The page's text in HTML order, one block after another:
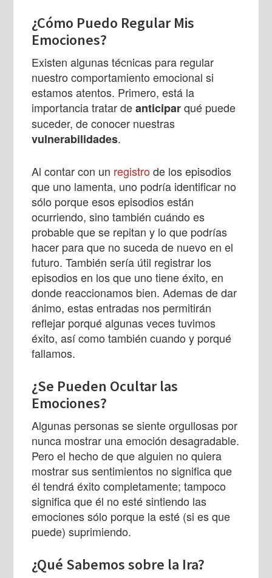
¿Cómo Puedo Regular Mis
Emociones?
Existen algunas técnicas para regular
nuestro comportamiento emocional si
estamos atentos. Primero, está la
importancia tratar deanticiparqué puede
suceder, de conocer nuestras
vulnerabilidades.
Al contar con un registrode los episodios
que uno lamenta, uno podría identificar no
sólo porque esos episodios están
ocurriendo, sino también cuándo es
probable que se repitan y lo que podrías
hacer para que no suceda de nuevo en el
futuro. También sería útil registrar los
episodios en los que uno tiene éxito, en
donde reaccionamos bien. Ademas de dar
ánimo, estas entradas nos permitirán
reflejar porqué algunas veces tuvimos
éxito, así como también cuando y porqué
fallamos.
¿Se Pueden Ocultar las
Emociones?
Algunas personas se siente orgullosas por
nunca mostrar una emoción desagradable.
Pero el hecho de que alguien no quiera
mostrar sus sentimientos no significa que
él tendrá éxito completamente; tampoco
significa que él no esté sintiendo las
emociones sólo porque la esté (si es que
puede) suprimiendo.
¿Qué Sabemos sobre la Ira?